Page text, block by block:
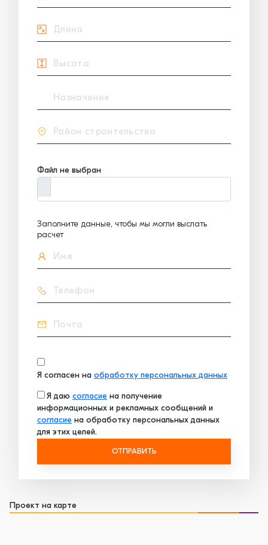
Файл не выбран
Заполните данные, чтобы мы могли выслать
расчет
Я согласен на обработку персональных данных
Я даю согласие на получение
информационных и рекламных сообщений и
согласие на обработку персональных данных
для этих целей.
ОТПРАВИТЬ
Проект на карте